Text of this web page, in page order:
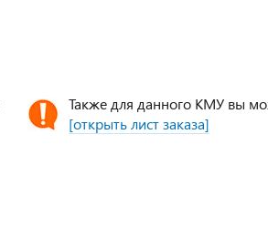
Также для данного КМУ вы
[открыть лист заказа]